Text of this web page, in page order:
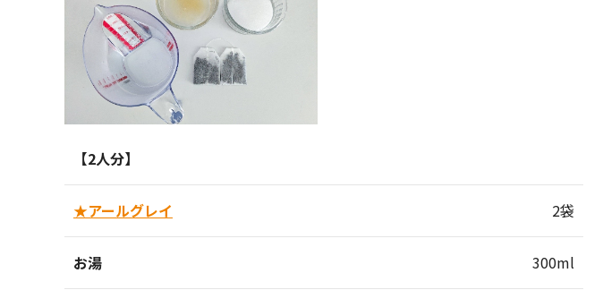
【2人分】
★アールグレイ 2袋
お湯 300ml